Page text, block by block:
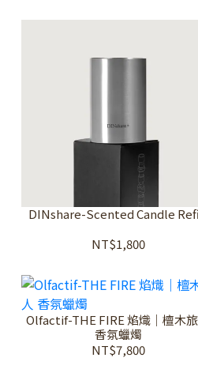
DINshare-Scented Candle
NT$1,800
Olfactif-THE FIRE 焰熾｜檀木
香氛蠟燭
NT$7,800